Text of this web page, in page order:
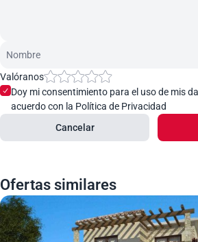
Valóranos
Doy mi consentimiento para el uso de mis
acuerdo con la Política de Privacidad
Cancelar
Ofertas similares